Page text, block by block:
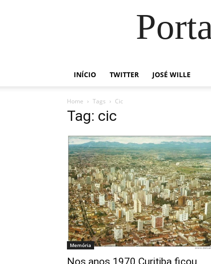
INÍCIO TWITTER JOSÉ WILLE
Home Tags Cic
Tag: cic
Memória
Nos anos 1970 Curitiba ficou